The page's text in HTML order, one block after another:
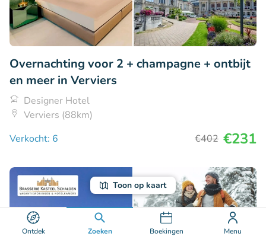
Ontdek Zoeken Boekingen Menu
Toon op kaart
Overnachting voor 2 + champagne + ontbijt
en meer in Verviers
Designer Hotel
Verviers (88km)
Verkocht: 6
€402 €231